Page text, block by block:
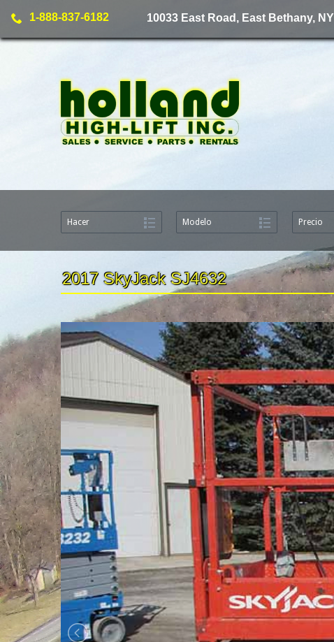
1-888-837-6182 10033 East Road, East Bethany, NY
Hacer Modelo Precio
2017 SkyJack SJ4632